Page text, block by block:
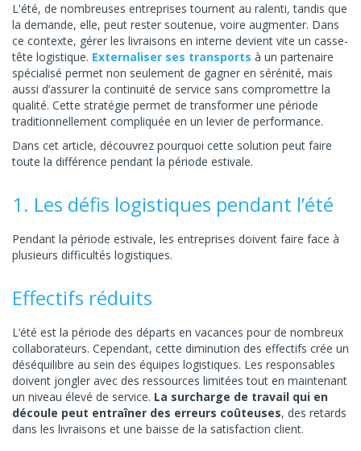
L'été, de nombreuses entreprises tournent au ralenti, tandis que
la demande, elle, peut rester soutenue, voire augmenter. Dans
ce contexte, gérer les livraisons en interne devient vite un casse-
tête logistique. Externaliser ses transports à un partenaire
spécialisé permet non seulement de gagner en sérénité, mais
aussi d’assurer la continuité de service sans compromettre la
qualité. Cette stratégie permet de transformer une période
traditionnellement compliquée en un levier de performance.
Dans cet article, découvrez pourquoi cette solution peut faire
toute la différence pendant la période estivale.
1. Les défis logistiques pendant l’été
Pendant la période estivale, les entreprises doivent faire face à
plusieurs difficultés logistiques.
Effectifs réduits
L’été est la période des départs en vacances pour de nombreux
collaborateurs. Cependant, cette diminution des effectifs crée un
déséquilibre au sein des équipes logistiques. Les responsables
doivent jongler avec des ressources limitées tout en maintenant
un niveau élevé de service. La surcharge de travail qui en
découle peut entraîner des erreurs coûteuses, des retards
dans les livraisons et une baisse de la satisfaction client.